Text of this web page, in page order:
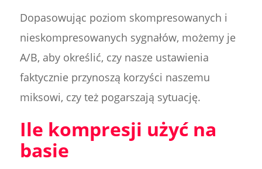
Dopasowując poziom skompresowanych i
nieskompresowanych sygnałów, możemy je
A/B, aby określić, czy nasze ustawienia
faktycznie przynoszą korzyści naszemu
miksowi, czy też pogarszają sytuację.
Ile kompresji użyć na
basie